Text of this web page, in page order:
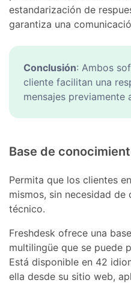
estandarización de
garantiza una
Conclusión: Ambos
cliente facilitan una
mensajes previamente
Base de
Permita que los clientes
mismos, sin necesidad
técnico.
Freshdesk ofrece una
multilingüe que se puede
Está disponible en 42
ella desde su sitio web,